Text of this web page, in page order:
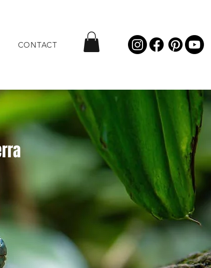
CONTACT